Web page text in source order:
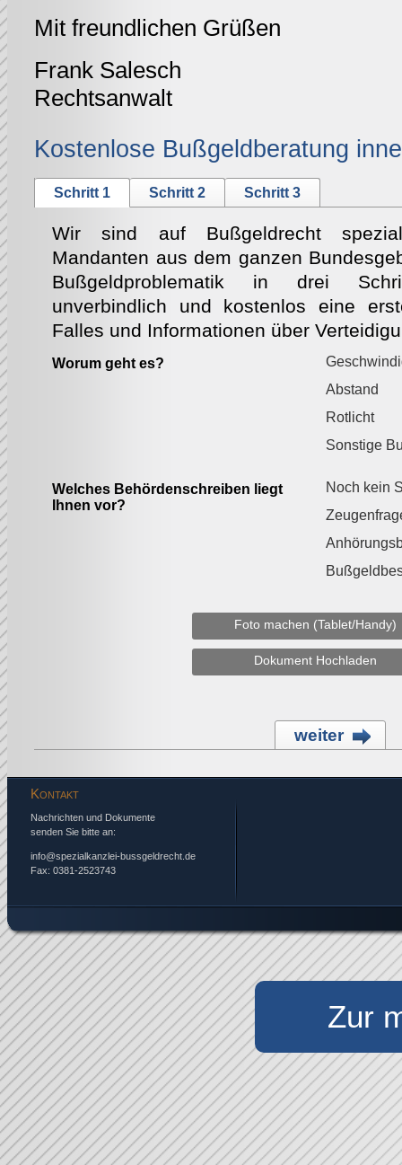
Mit freundlichen Grüßen
Frank Salesch
Rechtsanwalt
Kostenlose Bußgeldberatung
Schritt 1 Schritt 2 Schritt 3
Wir sind auf Bußgeldrecht
Mandanten aus dem ganzen
Bußgeldproblematik in drei
unverbindlich und kostenlos eine
Falles und Informationen über
Worum geht es?
Abstand
Rotlicht
Sonstige
Welches Behördenschreiben liegt
Ihnen vor?
Noch kein
Foto machen (Tablet/Handy)
Dokument Hochladen
weiter
Kontakt
Nachrichten und Dokumente
senden Sie bitte an:
info@spezialkanzlei-bussgeldrecht.de
Fax: 0381-2523743
Zur